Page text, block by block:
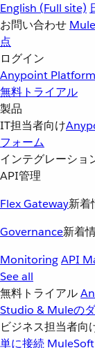
English (Full site)
お問い合わせ
点
ログイン
Anypoint Platform
無料トライアル
製品
IT担当者向け
フォーム
インテグレーショ
API管理
Flex Gateway新着
Governance新着
MonitoringAPI
See all
無料トライアル
Studio & Muleの
ビジネス担当者向
単に接続 MuleSoft